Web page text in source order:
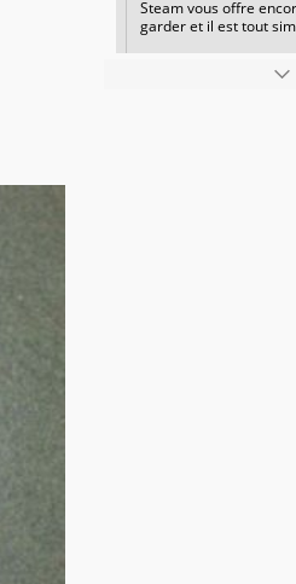
Steam vous offre
garder et il est tout